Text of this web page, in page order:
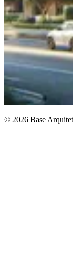
© 2026 Base